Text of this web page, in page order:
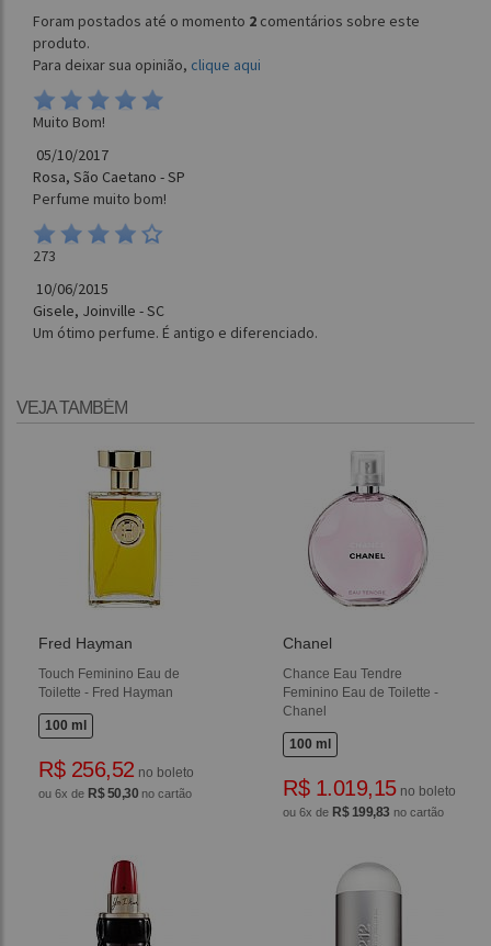
Foram postados até o momento 2 comentários sobre este
produto.
Para deixar sua opinião, clique aqui
Muito Bom!
05/10/2017
Rosa, São Caetano - SP
Perfume muito bom!
273
10/06/2015
Gisele, Joinville - SC
Um ótimo perfume. É antigo e diferenciado.
VEJA TAMBÉM
Fred Hayman
Touch Feminino Eau de
Toilette - Fred Hayman
100 ml
R$ 256,52 no boleto
ou 6x de R$ 50,30 no cartão
Chanel
Chance Eau Tendre
Feminino Eau de Toilette -
Chanel
100 ml
R$ 1.019,15no boleto
ou 6x de R$ 199,83 no cartão